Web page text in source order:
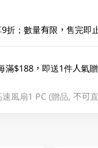
折；數量有限，售完即
滿$188，即送1件人氣
風扇1 PC (贈品, 不可